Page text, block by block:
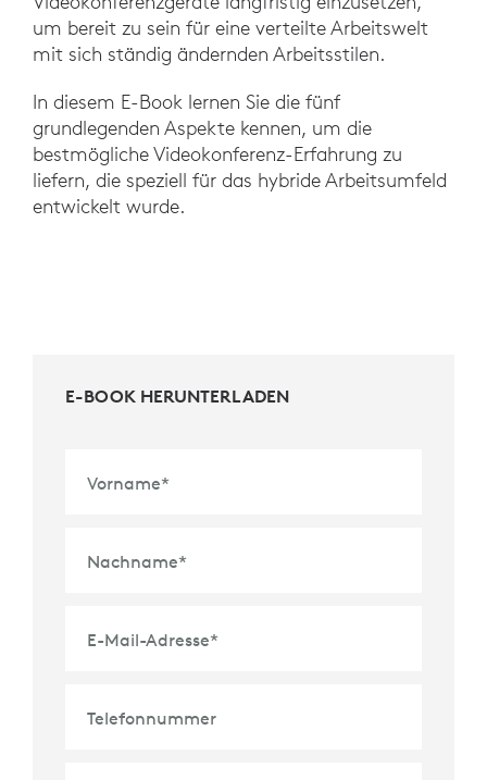
um bereit zu sein für eine verteilte Arbeitswelt
mit sich ständig ändernden Arbeitsstilen.
In diesem E-Book lernen Sie die fünf
grundlegenden Aspekte kennen, um die
bestmögliche Videokonferenz-Erfahrung zu
liefern, die speziell für das hybride Arbeitsumfeld
entwickelt wurde.
E-BOOK HERUNTERLADEN
Vorname*
Nachname*
E-Mail-Adresse*
Telefonnummer